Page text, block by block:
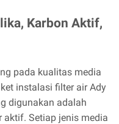
Karbon Aktif,
pada kualitas media
instalasi filter air Ady
digunakan adalah
aktif. Setiap jenis media